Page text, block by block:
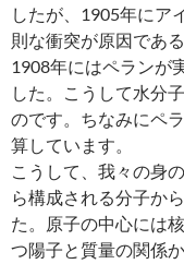
したが、1905年にア
則な衝突が原因であ
1908年にはペランが
した。こうして水分
のです。ちなみにペ
算しています。
こうして、我々の身
ら構成される分子か
た。原子の中心には
つ陽子と質量の関係